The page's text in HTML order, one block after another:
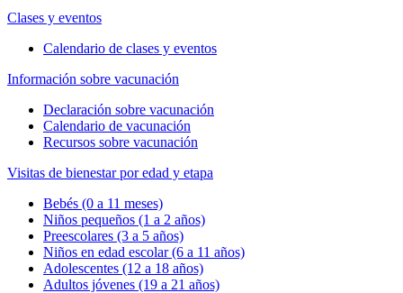
Clases y eventos
Calendario de clases y eventos
Información sobre vacunación
Declaración sobre vacunación
Calendario de vacunación
Recursos sobre vacunación
Visitas de bienestar por edad y etapa
Bebés (0 a 11 meses)
Niños pequeños (1 a 2 años)
Preescolares (3 a 5 años)
Niños en edad escolar (6 a 11 años)
Adolescentes (12 a 18 años)
Adultos jóvenes (19 a 21 años)